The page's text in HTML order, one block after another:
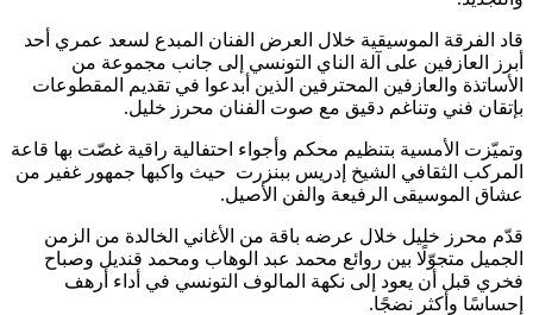
قاد الفرقة الموسيقية خلال العرض الفنان المبدع لسعد عمري أحد
أبرز العازفين على آلة الناي التونسي إلى جانب مجموعة من
الأساتذة والعازفين المحترفين الذين أبدعوا في تقديم المقطوعات
بإتقان فني وتناغم دقيق مع صوت الفنان محرز خليل.
وتميّزت الأمسية بتنظيم محكم وأجواء احتفالية راقية غصّت بها قاعة
المركب الثقافي الشيخ إدريس ببنزرت حيث واكبها جمهور غفير من
عشاق الموسيقى الرفيعة والفن الأصيل.
قدّم محرز خليل خلال عرضه باقة من الأغاني الخالدة من الزمن
الجميل متجوّلًا بين روائع محمد عبد الوهاب ومحمد قنديل وصباح
فخري قبل أن يعود إلى نكهة المالوف التونسي في أداء أرهف
إحساسًا وأكثر نضجًا.